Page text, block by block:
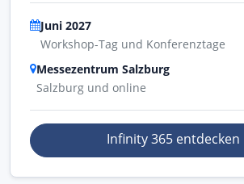
Juni 2027
Workshop-Tag und Konferenztage
Messezentrum Salzburg
Salzburg und online
Infinity 365 entdecken